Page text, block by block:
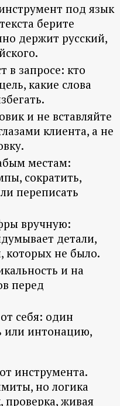
под язык
берите
держит русский,
в запросе: кто
какие слова
и не вставляйте
клиента, а не
местам:
сократить,
переписать
вручную:
детали,
которых не было.
и на
перед
себя: один
или интонацию,
инструмента.
но логика
проверка, живая